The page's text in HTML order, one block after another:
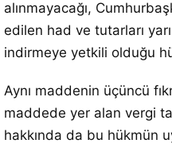
alınmayacağı,
edilen had ve tutarları
indirmeye yetkili olduğu
Aynı maddenin üçüncü
maddede yer alan vergi
hakkında da bu hükmün